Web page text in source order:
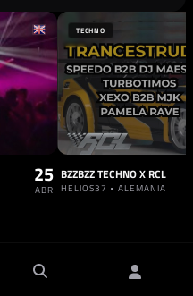
25
ABR
TECHNO
BZZBZZ TECHNO X RCL
HELIOS37 • ALEMANIA